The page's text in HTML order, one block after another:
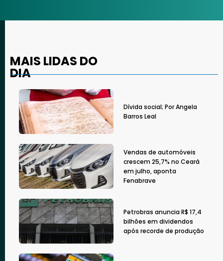
MAIS LIDAS DO
DIA
Dívida social; Por Angela
Barros Leal
Vendas de automóveis
crescem 25,7% no Ceará
em julho, aponta
Fenabrave
Petrobras anuncia R$ 17,4
bilhões em dividendos
após recorde de produção